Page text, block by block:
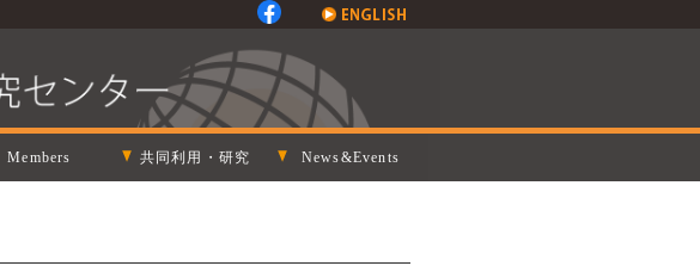
Members 共同利用・研究 News&Events